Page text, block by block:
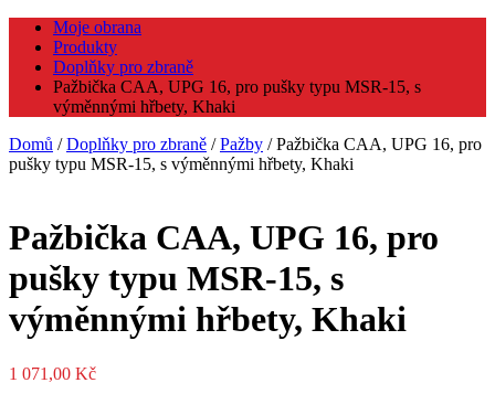
Moje obrana
Produkty
Doplňky pro zbraně
Pažbička CAA, UPG 16, pro pušky typu MSR-15, s
výměnnými hřbety, Khaki
Domů /Doplňky pro zbraně /Pažby / Pažbička CAA, UPG 16, pro
pušky typu MSR-15, s výměnnými hřbety, Khaki
Pažbička CAA, UPG 16, pro
pušky typu MSR-15, s
výměnnými hřbety, Khaki
1 071,00 Kč